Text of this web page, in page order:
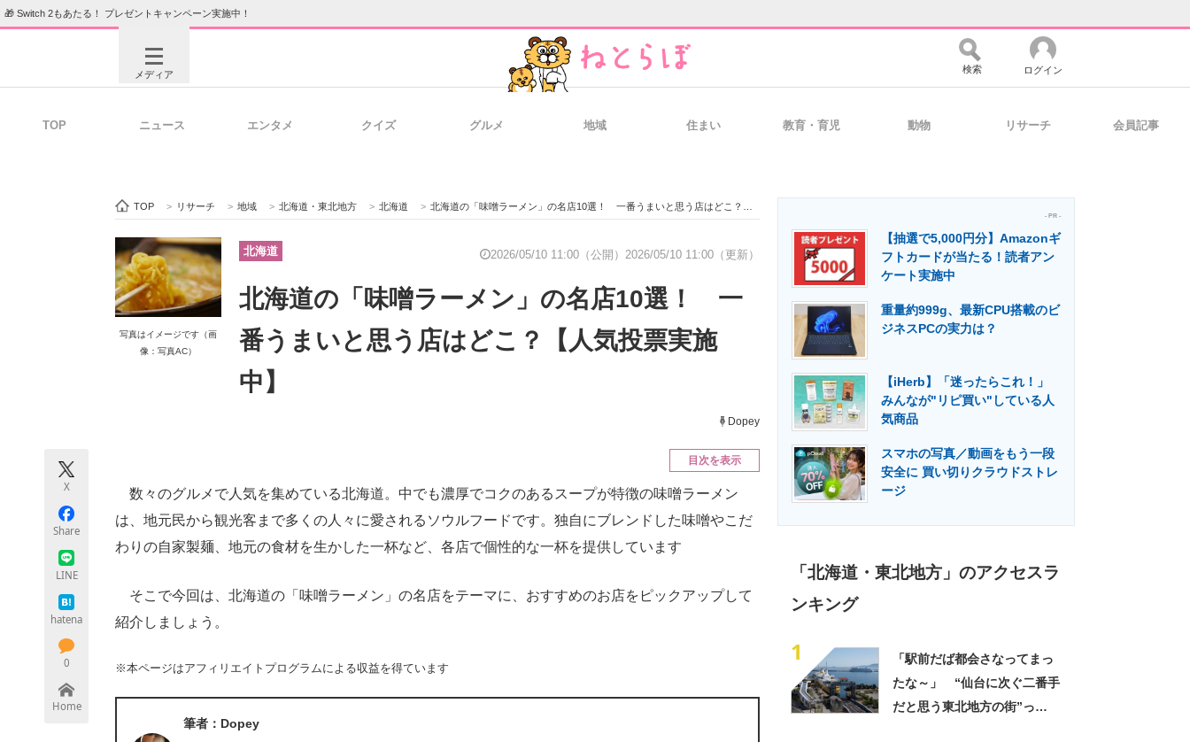
🎁 Switch 2もあたる！ プレゼントキャンペーン実施中！
メディア
ビジネスと働き方のヒント 経営リーダーのコミュニティ マーケ×ITの今がよく分かる
ITエンジニア向け専門サイト 企業向けIT製品の総合サイト IT製品の技術・比較・事例 製造業のIT導入・活用を支援
エネルギーの専門メディア 建設×テクノロジーの最前線
ちょっと気になるネットの話題
検索 ログイン
TOP ニュース エンタメ クイズ グルメ 地域 住まい 教育・育児 動物 リサーチ 会員記事
TOP > リサーチ > 地域 > 北海道・東北地方 > 北海道 > 北海道の「味噌ラーメン」の名店10選！ 一番うまいと思う店はどこ？【人気投票実施中】
写真はイメージです（画
像：写真AC）
北海道 2026/05/10 11:00（公開） 2026/05/10 11:00（更新）
北海道の「味噌ラーメン」の名店10選！ 一
番うまいと思う店はどこ？【人気投票実施
中】
Dopey
X
Share
LINE
hatena
0
Home
目次を表示
数々のグルメで人気を集めている北海道。中でも濃厚でコクのあるスープが特徴の味噌ラーメン
は、地元民から観光客まで多くの人々に愛されるソウルフードです。独自にブレンドした味噌やこだ
わりの自家製麺、地元の食材を生かした一杯など、各店で個性的な一杯を提供しています
そこで今回は、北海道の「味噌ラーメン」の名店をテーマに、おすすめのお店をピックアップして
紹介しましょう。
※本ページはアフィリエイトプログラムによる収益を得ています
筆者：Dopey
- PR -
【抽選で5,000円分】Amazonギ
フトカードが当たる！読者アン
ケート実施中
重量約999g、最新CPU搭載のビ
ジネスPCの実力は？
【iHerb】「迷ったらこれ！」
みんなが"リピ買い"している人
気商品
スマホの写真／動画をもう一段
安全に 買い切りクラウドストレ
ージ
「北海道・東北地方」のアクセスラ
ンキング
1
「駅前だば都会さなってまっ
たな～」 “仙台に次ぐ二番手
だと思う東北地方の街”っ